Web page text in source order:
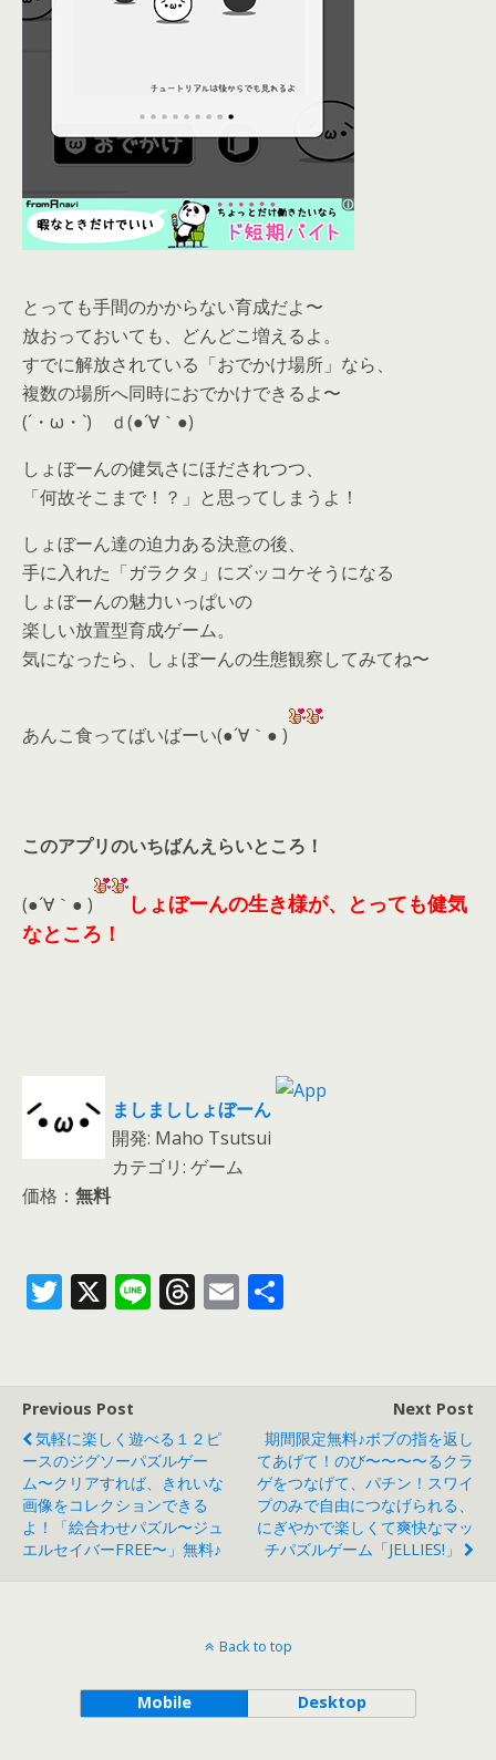
とっても手間のかからない育成だよ〜
放おっておいても、どんどこ増えるよ。
すでに解放されている「おでかけ場所」なら、
複数の場所へ同時におでかけできるよ〜
(´・ω・`) ｄ(●´∀｀●)
しょぼーんの健気さにほだされつつ、
「何故そこまで！？」と思ってしまうよ！
しょぼーん達の迫力ある決意の後、
手に入れた「ガラクタ」にズッコケそうになる
しょぼーんの魅力いっぱいの
楽しい放置型育成ゲーム。
気になったら、
しょぼーんの生態観察してみてね〜
あんこ食ってばいばーい(●´∀｀● )
このアプリのいちばんえらいところ！
(●´∀｀● )
しょぼーんの生き様が、とっても健気
なところ！
ましまししょぼーん
開発: Maho Tsutsui
カテゴリ: ゲーム
価格： 無料
T
er
X Li T
d
s
E
Previous Post
気軽に楽しく遊べる１２ピ
ースのジグソーパズルゲー
ム〜クリアすれば、きれいな
画像をコレクションできる
よ！「絵合わせパズル〜ジュ
エルセイバーFREE〜」無料♪
Next Post
期間限定無料♪ボブの指を返し
てあげて！のび〜〜〜〜るクラ
ゲをつなげて、パチン！スワイ
プのみで自由につなげられる、
にぎやかで楽しくて爽快なマッ
チパズルゲーム「JELLIES!」
Back to top
Mobile Desktop